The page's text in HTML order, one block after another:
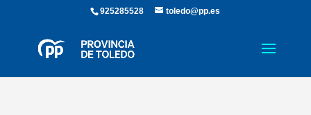
925285528 toledo@pp.es